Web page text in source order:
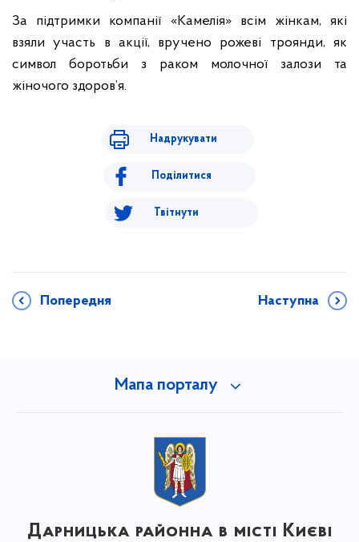
За підтримки компанії «Камелія» всім жінкам, які
взяли участь в акції, вручено рожеві троянди, як
символ боротьби з раком молочної залози та
жіночого здоров’я.
Надрукувати
Поділитися
Твітнути
Попередня Наступна
Мапа порталу
Дарницька районна в місті Києві